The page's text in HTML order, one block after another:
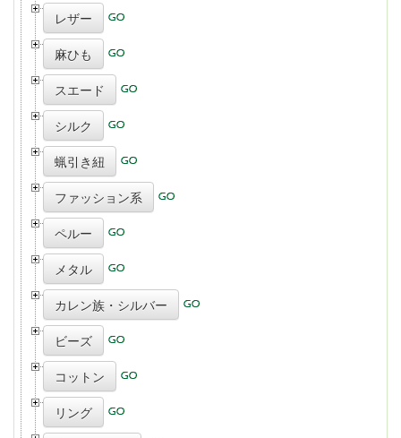
レザー
麻ひも
スエード
シルク
蝋引き紐
ファッション系
ペルー
メタル
カレン族・シルバー
ビーズ
コットン
リング